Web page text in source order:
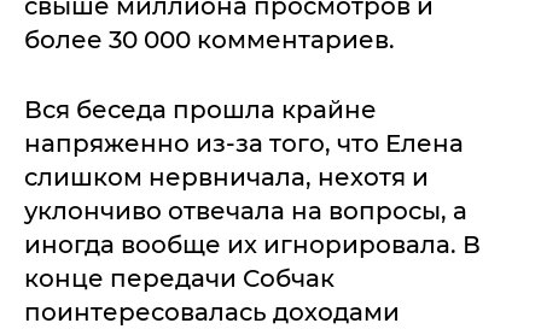
свыше миллиона просмотров и
более 30 000 комментариев.
Вся беседа прошла крайне
напряженно из-за того, что Елена
слишком нервничала, нехотя и
уклончиво отвечала на вопросы, а
иногда вообще их игнорировала. В
конце передачи Собчак
поинтересовалась доходами